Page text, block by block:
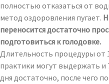
полностью отказаться от
метод оздоровления пугает.
переносится достаточно
подготовиться к голодовке.
Длительность процедуры от
практики могут выдержать и
дня достаточно, после чего